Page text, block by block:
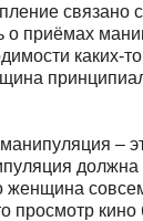
связано
о приёмах
каких-
–
должна
женщина
просмотр